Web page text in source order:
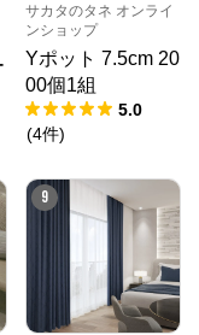
サカタのタネ オンライ
ンショップ
Yポット 7.5cm 20
00個1組
5.0
(4件)
9